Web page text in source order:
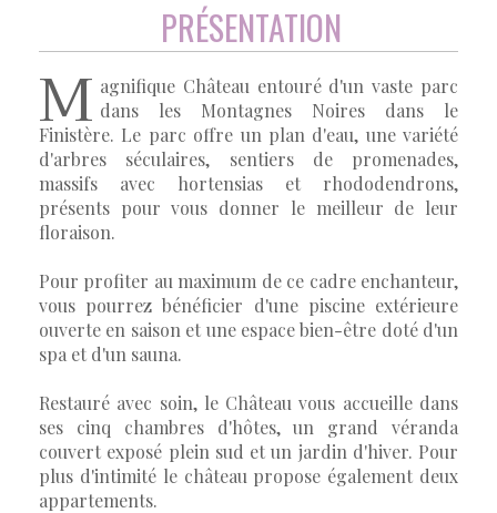
PRÉSENTATION
M agnifique Château entouré d'un vaste parc
dans les Montagnes Noires dans le
Finistère. Le parc offre un plan d'eau, une variété
d'arbres séculaires, sentiers de promenades,
massifs avec hortensias et rhododendrons,
présents pour vous donner le meilleur de leur
floraison.
Pour profiter au maximum de ce cadre enchanteur,
vous pourrez bénéficier d'une piscine extérieure
ouverte en saison et une espace bien-être doté d'un
spa et d'un sauna.
Restauré avec soin, le Château vous accueille dans
ses cinq chambres d'hôtes, un grand véranda
couvert exposé plein sud et un jardin d'hiver. Pour
plus d'intimité le château propose également deux
appartements.